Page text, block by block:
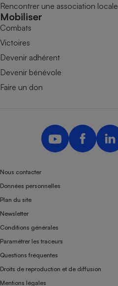
Rencontrer une association locale
Mobiliser
Combats
Victoires
Devenir adhérent
Devenir bénévole
Faire un don
Nous contacter
Données personnelles
Plan du site
Newsletter
Conditions générales
Paramétrer les traceurs
Questions fréquentes
Droits de reproduction et de diffusion
Mentions légales